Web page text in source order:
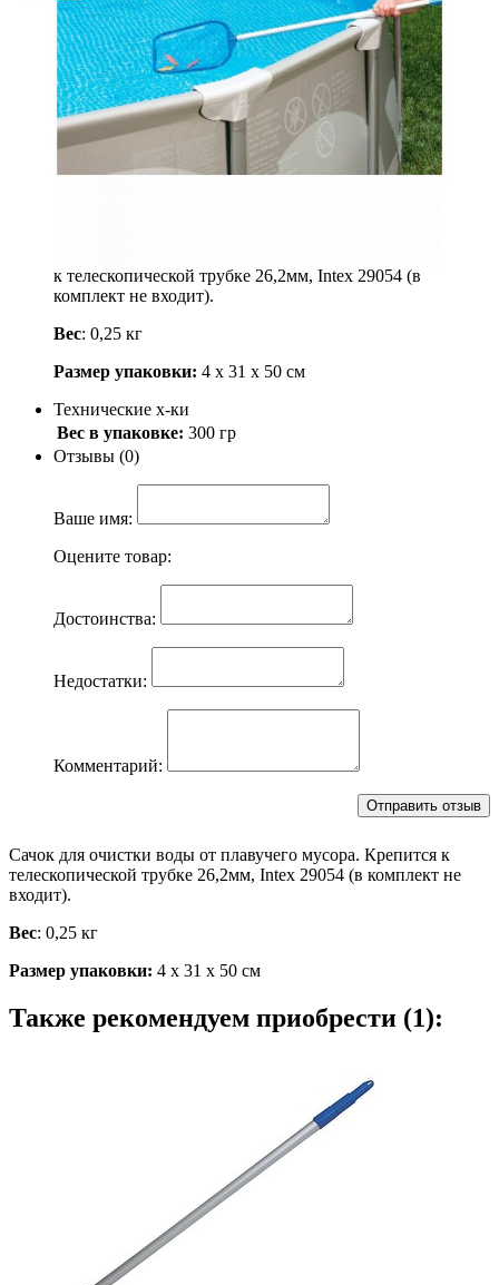
Сачок для бассейна 29х41см
Intex 29050
Артикул: 29050
Узнать о поступлении
к телескопической трубке 26,2мм, Intex 29054 (в
комплект не входит).
Вес: 0,25 кг
Размер упаковки: 4 х 31 х 50 см
Технические х-ки
Вес в упаковке: 300 гр
Отзывы (0)
Ваше имя:
Оцените товар:
Достоинства:
Недостатки:
Комментарий:
Сачок для очистки воды от плавучего мусора. Крепится к
телескопической трубке 26,2мм, Intex 29054 (в комплект не
входит).
Вес: 0,25 кг
Размер упаковки: 4 х 31 х 50 см
Также рекомендуем приобрести (1):